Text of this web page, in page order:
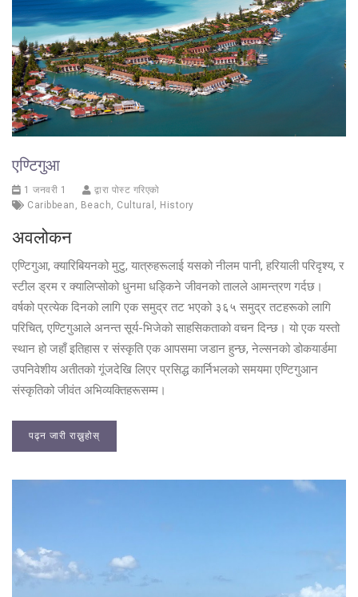
एण्टिगुआ
1 जनवरी 1
द्वारा पोस्ट गरिएको
Caribbean , Beach, Cultural , History
अवलोकन
एण्टिगुआ, क्यारिबियनको मुटु, यात्रुहरूलाई यसको नीलम पानी, हरियाली परिदृश्य, र
स्टील ड्रम र क्यालिप्सोको धुनमा धड्किने जीवनको तालले आमन्त्रण गर्दछ।
वर्षको प्रत्येक दिनको लागि एक समुद्र तट भएको ३६५ समुद्र तटहरूको लागि
परिचित, एण्टिगुआले अनन्त सूर्य-भिजेको साहसिकताको वचन दिन्छ। यो एक यस्तो
स्थान हो जहाँ इतिहास र संस्कृति एक आपसमा जडान हुन्छ, नेल्सनको डोकयार्डमा
उपनिवेशीय अतीतको गूंजदेखि लिएर प्रसिद्ध कार्निभलको समयमा एण्टिगुआन
संस्कृतिको जीवंत अभिव्यक्तिहरूसम्म।
पढ्न जारी राख्नुहोस्